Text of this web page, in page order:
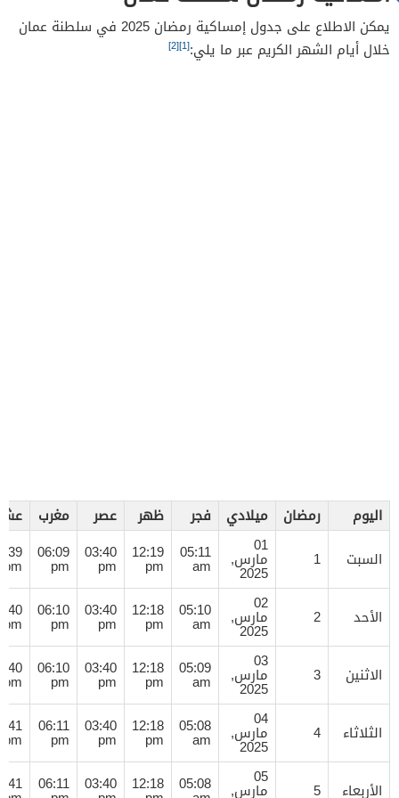
يمكن الاطلاع على جدول إمساكية رمضان 2025 في سلطنة عمان
خلال أيام الشهر الكريم عبر ما يلي:[1]
[2]
اليوم رمضان ميلادي فجر ظهر عصر مغرب
السبت
1
01
مارس,
2025
05:11
am
12:19
pm
03:40
pm
06:09
pm
pm
الأحد 2
02
مارس,
2025
05:10
am
12:18
pm
03:40
pm
06:10
pm
pm
الاثنين 3
03
مارس,
2025
05:09
am
12:18
pm
03:40
pm
06:10
pm
pm
الثلاثاء 4
04
مارس,
2025
05:08
am
12:18
pm
03:40
pm
06:11
pm
pm
الأربعاء 5
05
مارس, 05:08
12:18
03:40
06:11